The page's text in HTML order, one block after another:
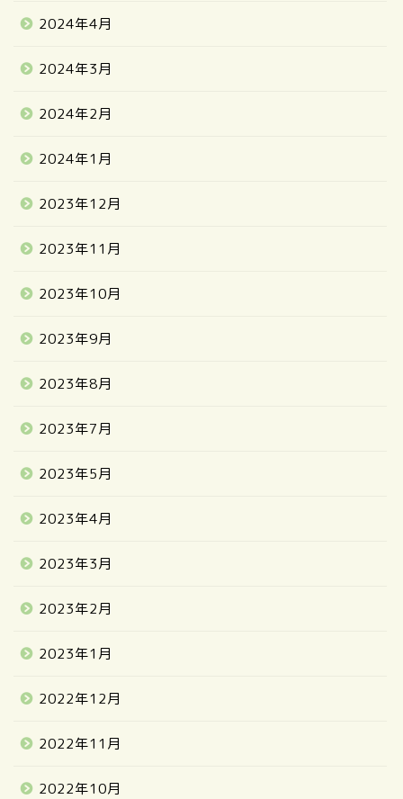
2024年4月
2024年3月
2024年2月
2024年1月
2023年12月
2023年11月
2023年10月
2023年9月
2023年8月
2023年7月
2023年5月
2023年4月
2023年3月
2023年2月
2023年1月
2022年12月
2022年11月
2022年10月